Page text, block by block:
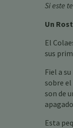
Si este
Un
El
sus
Fiel a
sobre el
son de
Esta